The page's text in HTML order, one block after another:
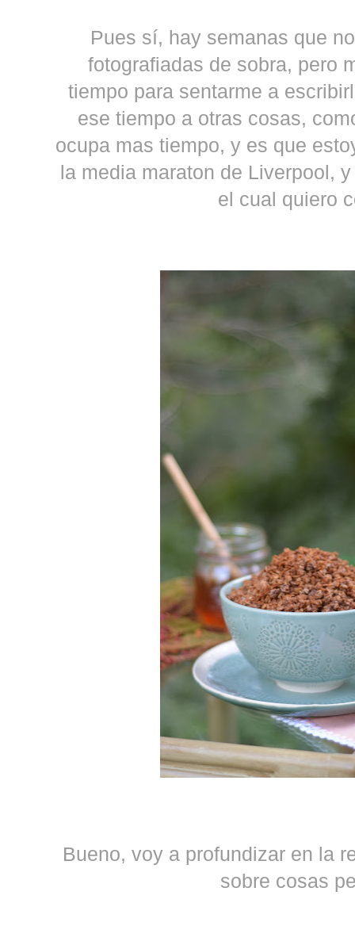
Pues sí, hay semanas que
fotografiadas de sobra, pero
tiempo para sentarme a
ese tiempo a otras cosas,
ocupa mas tiempo, y es que
la media maraton de Liverpool,
el cual quiero
Bueno, voy a profundizar en la
sobre cosas